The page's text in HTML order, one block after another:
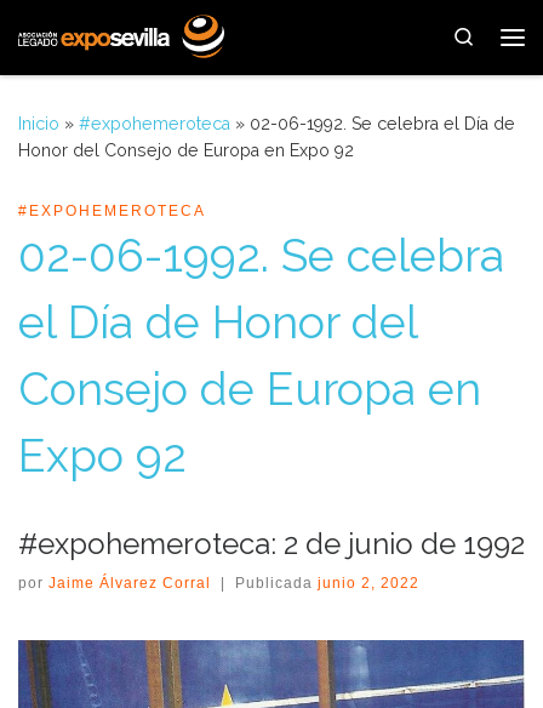
Saltar al contenido
Search
Inicio » #expohemeroteca » 02-06-1992. Se celebra el Día de
Honor del Consejo de Europa en Expo 92
#EXPOHEMEROTECA
02-06-1992. Se celebra
el Día de Honor del
Consejo de Europa en
Expo 92
#expohemeroteca: 2 de junio de 1992
por Jaime Álvarez Corral Publicada junio 2, 2022